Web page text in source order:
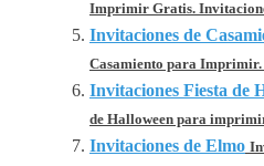
Imprimir Gratis.
Invitaciones de
Casamiento para Imprimir.
Invitaciones Fiesta de
de Halloween para
Invitaciones de Elmo